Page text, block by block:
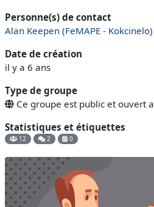
Personne(s) de contact
Alan Keepen (FeMAPE - Kokcinelo)
Date de création
il y a 6 ans
Type de groupe
Ce groupe est public et ouvert
Statistiques et étiquettes
12 2 0